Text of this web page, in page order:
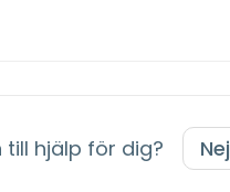
till hjälp för dig? Nej